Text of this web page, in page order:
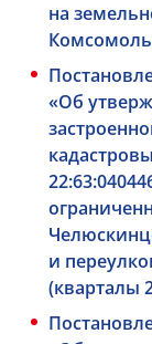
на
«Об
и
(кварталы